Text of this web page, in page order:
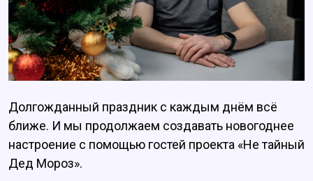
Долгожданный праздник с каждым днём всё
ближе. И мы продолжаем создавать новогоднее
настроение с помощью гостей проекта «Не тайный
Дед Мороз».